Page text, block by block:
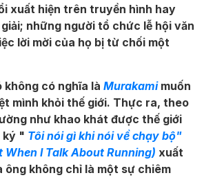
xuất hiện trên truyền hình hay
những người tổ chức lễ hội văn
lời mời của họ bị từ chối một
không có nghĩa là Murakamimuốn
mình khỏi thế giới. Thực ra, theo
như khao khát được thế giới
ký " Tôi nói gì khi nói về chạy bộ"
When I Talk About Running) xuất
ông không chỉ là một sự chiêm